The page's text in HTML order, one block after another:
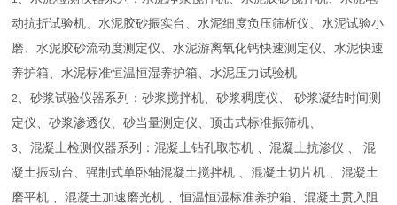
动抗折试验机、水泥胶砂振实台、水泥细度负压筛析仪、水泥试验小
磨、水泥胶砂流动度测定仪、水泥游离氧化钙快速测定仪、水泥快速
养护箱、水泥标准恒温恒湿养护箱、水泥压力试验机
2、砂浆试验仪器系列：砂浆搅拌机、砂浆稠度仪、 砂浆凝结时间测
定仪、砂浆渗透仪、砂当量测定仪、顶击式标准振筛机、
3、混凝土检测仪器系列：混凝土钻孔取芯机 、混凝土抗渗仪 、 混
凝土振动台、强制式单卧轴混凝土搅拌机 、混凝土切片机 、混凝土
磨平机 、混凝土加速磨光机 、恒温恒湿标准养护箱、混凝土贯入阻